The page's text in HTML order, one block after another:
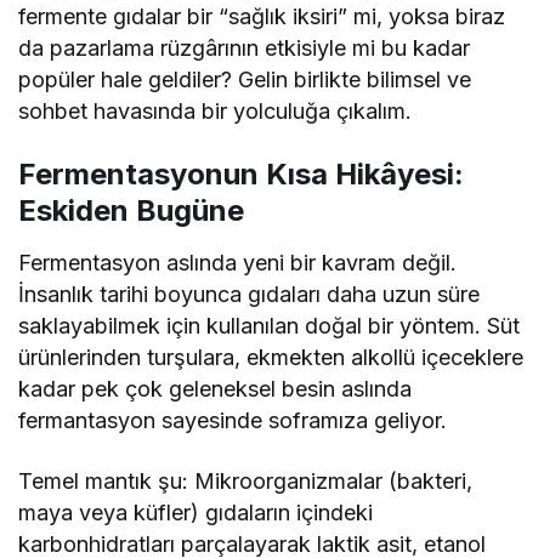
fermente gıdalar bir “sağlık iksiri” mi, yoksa biraz
da pazarlama rüzgârının etkisiyle mi bu kadar
popüler hale geldiler? Gelin birlikte bilimsel ve
sohbet havasında bir yolculuğa çıkalım.
Fermentasyonun Kısa Hikâyesi:
Eskiden Bugüne
Fermentasyon aslında yeni bir kavram değil.
İnsanlık tarihi boyunca gıdaları daha uzun süre
saklayabilmek için kullanılan doğal bir yöntem. Süt
ürünlerinden turşulara, ekmekten alkollü içeceklere
kadar pek çok geleneksel besin aslında
fermantasyon sayesinde soframıza geliyor.
Temel mantık şu: Mikroorganizmalar (bakteri,
maya veya küfler) gıdaların içindeki
karbonhidratları parçalayarak laktik asit, etanol